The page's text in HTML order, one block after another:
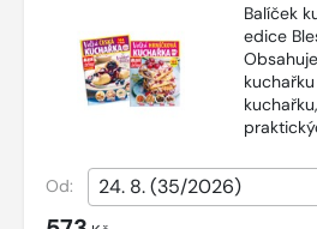
Balíček
edice
Od: